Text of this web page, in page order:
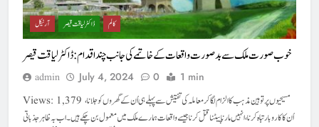
آرٹیکل ڈاکٹر لیاقت قیصر کالم
خوب صورت ملک سے بدصورت واقعات کے خاتمے کی جانب چند اقدام : ڈاکٹر لیاقت قیصر
admin July 4, 2024 0 1 min
Views: 1,379 مسیحیوں پر توہین مذہب کا الزام لگا کر معاملہ کی تفتیش سے پہلے ہی اُن کے گھروں کو جلانا،
اُن کا کاروبار تباہ کرنا، انہیں مارنا پیٹنا قتل کرنا جیسے واقعات ہمارے ملک میں معمول بن چکے ہیں ۔ اب بہ ظاہر جذباتی